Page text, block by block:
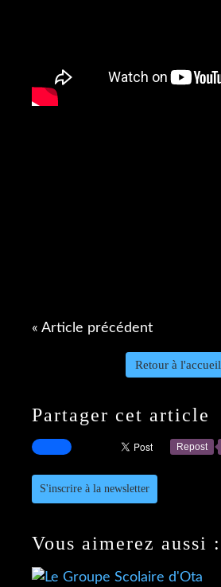
« Article précédent
Retour à l'accueil
Partager cet article
Repost
S'inscrire à la newsletter
Vous aimerez aussi :